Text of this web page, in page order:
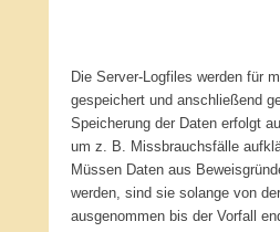
Die Server-Logfiles werden für
gespeichert und anschließend
Speicherung der Daten erfolgt
um z. B. Missbrauchsfälle
Müssen Daten aus
werden, sind sie solange von
ausgenommen bis der Vorfall